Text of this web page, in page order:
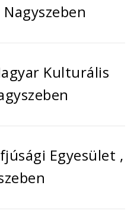
Kulturális
Egyesület ,